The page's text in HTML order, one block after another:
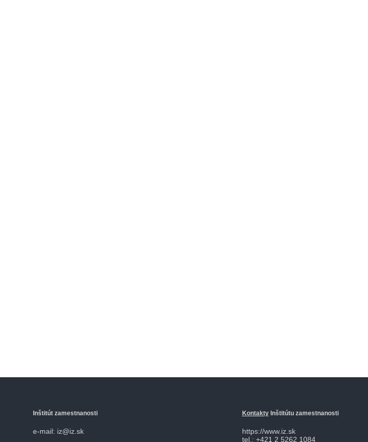
Inštitút zamestnanosti
e-mail: iz@iz.sk
KontaktyInštitútu zamestnanosti
https://www.iz.sk
tel.: +421 2 5262 1084